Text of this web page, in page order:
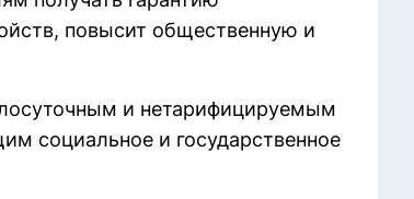
повысит общественную и
и нетарифицируемым
социальное и государственное